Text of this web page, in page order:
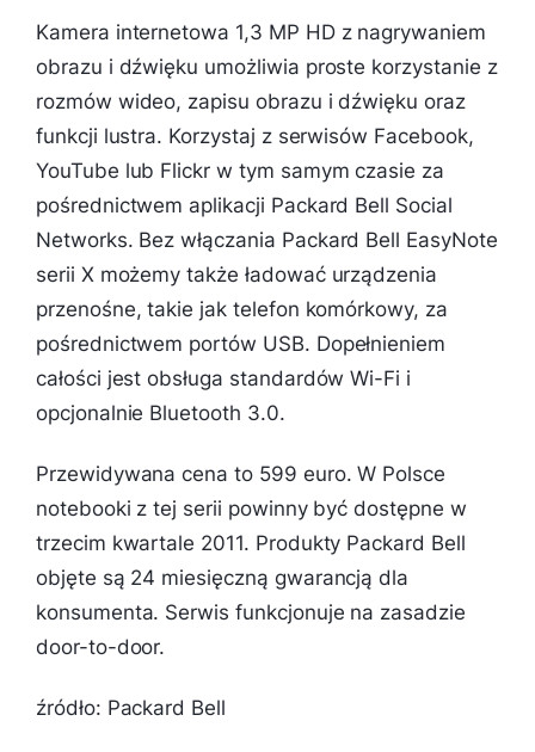
Kamera internetowa 1,3 MP HD z nagrywaniem
obrazu i dźwięku umożliwia proste korzystanie z
rozmów wideo, zapisu obrazu i dźwięku oraz
funkcji lustra. Korzystaj z serwisów Facebook,
YouTube lub Flickr w tym samym czasie za
pośrednictwem aplikacji Packard Bell Social
Networks. Bez włączania Packard Bell EasyNote
serii X możemy także ładować urządzenia
przenośne, takie jak telefon komórkowy, za
pośrednictwem portów USB. Dopełnieniem
całości jest obsługa standardów Wi-Fi i
opcjonalnie Bluetooth 3.0.
Przewidywana cena to 599 euro. W Polsce
notebooki z tej serii powinny być dostępne w
trzecim kwartale 2011. Produkty Packard Bell
objęte są 24 miesięczną gwarancją dla
konsumenta. Serwis funkcjonuje na zasadzie
door-to-door.
źródło: Packard Bell